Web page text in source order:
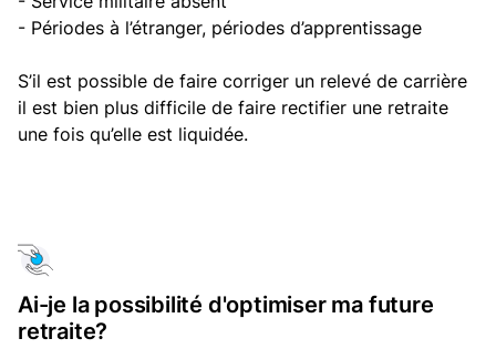
- Périodes à l’étranger, périodes d’apprentissage
S’il est possible de faire corriger un relevé de carrière
il est bien plus difficile de faire rectifier une retraite
une fois qu’elle est liquidée.
Ai-je la possibilité d'optimiser ma future
retraite?